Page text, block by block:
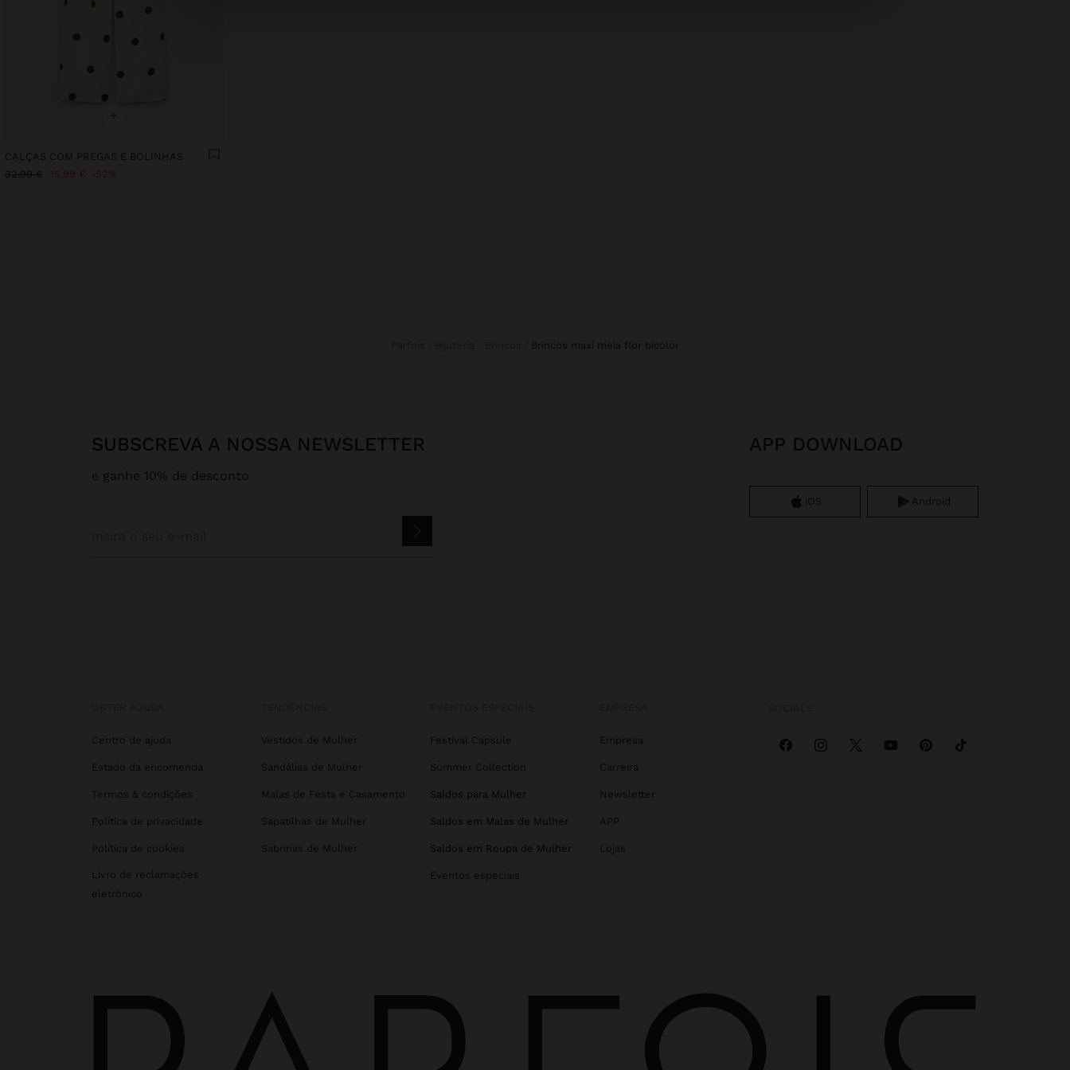
+
CALÇAS COM PREGAS E BOLINHAS
32,99 € 15,99 € 52%
brincos maxi meia flor bicolor
SUBSCREVA A NOSSA NEWSLETTER
e ganhe 10% de desconto
APP DOWNLOAD
iOS Android
Centro de ajuda
Estado da encomenda
Termos & condições
Política de privacidade
Política de cookies
Livro de reclamações
eletrónico
Vestidos de Mulher
Sandálias de Mulher
Malas de Festa e Casamento
Sapatilhas de Mulher
Sabrinas de Mulher
Festival Capsule
Summer Collection
Saldos para Mulher
Saldos em Malas de Mulher
Saldos em Roupa de Mulher
Eventos especiais
Empresa
Carreira
Newsletter
APP
Lojas